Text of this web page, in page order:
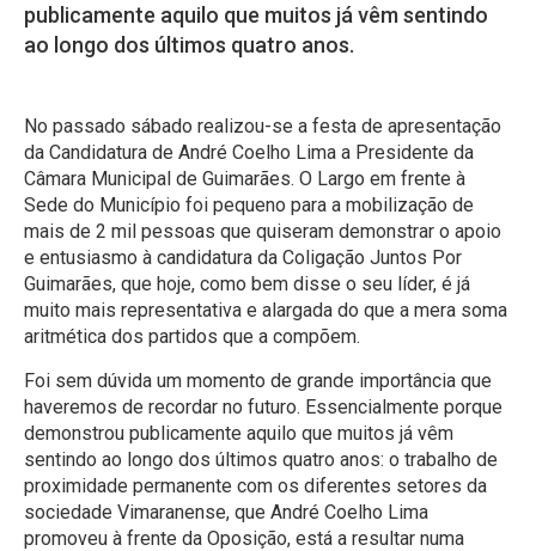
publicamente aquilo que muitos já vêm sentindo
ao longo dos últimos quatro anos.
No passado sábado realizou-se a festa de apresentação
da Candidatura de André Coelho Lima a Presidente da
Câmara Municipal de Guimarães. O Largo em frente à
Sede do Município foi pequeno para a mobilização de
mais de 2 mil pessoas que quiseram demonstrar o apoio
e entusiasmo à candidatura da Coligação Juntos Por
Guimarães, que hoje, como bem disse o seu líder, é já
muito mais representativa e alargada do que a mera soma
aritmética dos partidos que a compõem.
Foi sem dúvida um momento de grande importância que
haveremos de recordar no futuro. Essencialmente porque
demonstrou publicamente aquilo que muitos já vêm
sentindo ao longo dos últimos quatro anos: o trabalho de
proximidade permanente com os diferentes setores da
sociedade Vimaranense, que André Coelho Lima
promoveu à frente da Oposição, está a resultar numa